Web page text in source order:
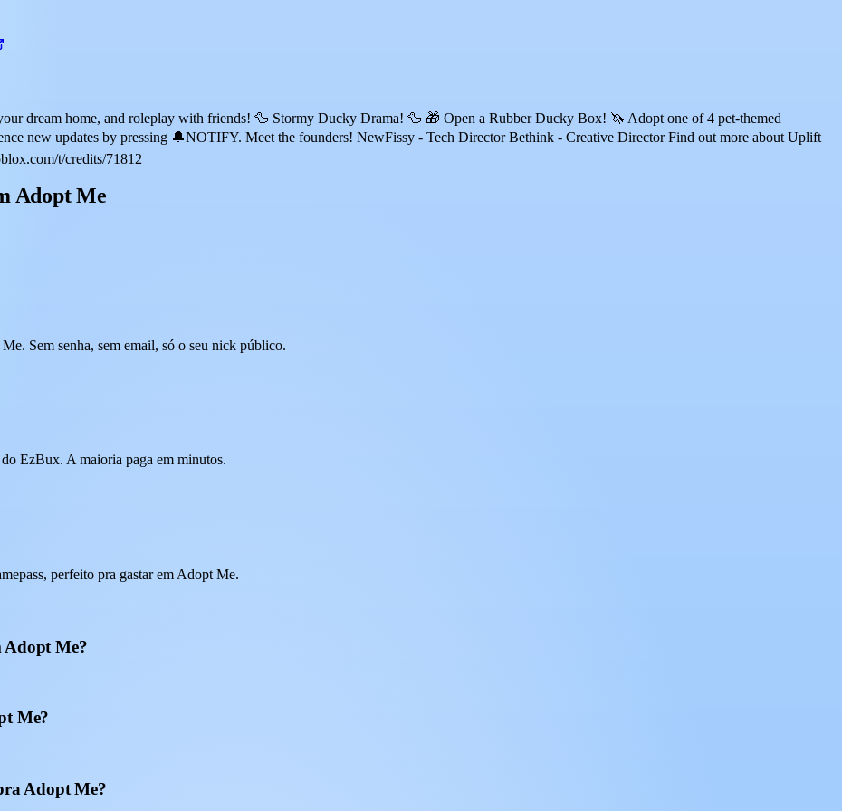
dream home, and roleplay with friends! 🦆 Stormy Ducky Drama! 🦆 🎁 Open a Rubber Ducky Box! 🦄 Adopt one of 4 pet-themed
new updates by pressing 🔔NOTIFY. Meet the founders! NewFissy - Tech Director Bethink - Creative Director Find out more about Uplift
t/credits/71812
Adopt Me
Sem senha, sem email, só o seu nick público.
do EzBux. A maioria paga em minutos.
perfeito pra gastar em Adopt Me.
Adopt Me?
Me?
Adopt Me?